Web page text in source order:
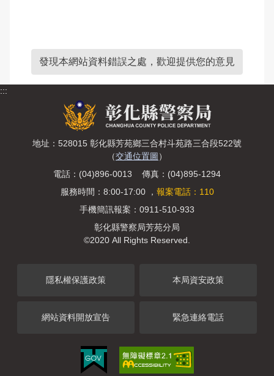
發現本網站資料錯誤之處，歡迎提供您的意見
:::
地址：528015 彰化縣芳苑鄉三合村斗苑路三合段522號
（交通位置圖 ）
電話：(04)896-0013 傳真：(04)895-1294
服務時間：8:00-17:00 ， 報案電話：110
手機簡訊報案：0911-510-933
彰化縣警察局芳苑分局
©2020 All Rights Reserved.
隱私權保護政策 本局資安政策
網站資料開放宣告 緊急連絡電話